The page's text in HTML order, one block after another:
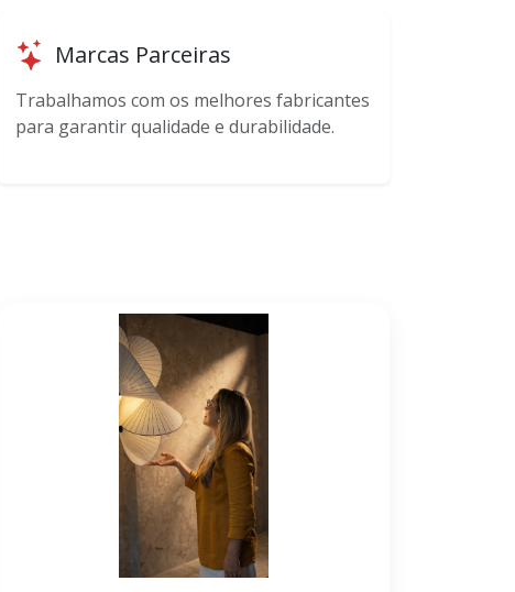
Marcas Parceiras
Trabalhamos com os melhores fabricantes
para garantir qualidade e durabilidade.